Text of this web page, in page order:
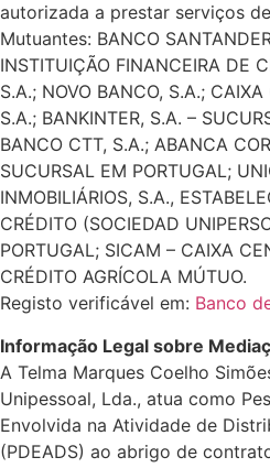
autorizada a prestar serviços
Mutuantes: BANCO
INSTITUIÇÃO FINANCEIRA DE
S.A.; NOVO BANCO, S.A.;
S.A.; BANKINTER, S.A. –
BANCO CTT, S.A.; ABANCA
SUCURSAL EM PORTUGAL;
INMOBILIÁRIOS, S.A.,
CRÉDITO (SOCIEDAD
PORTUGAL; SICAM – CAIXA
CRÉDITO AGRÍCOLA MÚTUO.
Registo verificável em: Banco
Informação Legal sobre
A Telma Marques Coelho
Unipessoal, Lda., atua como
Envolvida na Atividade de
(PDEADS) ao abrigo de